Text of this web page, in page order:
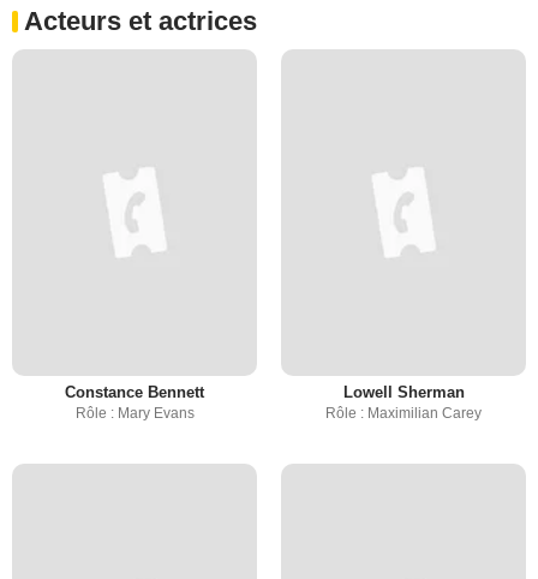
Acteurs et actrices
Constance Bennett
Rôle : Mary Evans
Lowell Sherman
Rôle : Maximilian Carey